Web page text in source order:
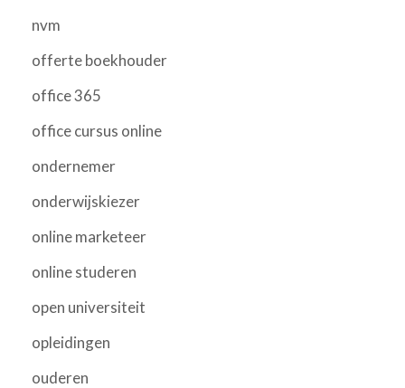
nvm
offerte boekhouder
office 365
office cursus online
ondernemer
onderwijskiezer
online marketeer
online studeren
open universiteit
opleidingen
ouderen